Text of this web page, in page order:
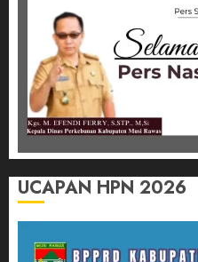
UCAPAN HPN 2026